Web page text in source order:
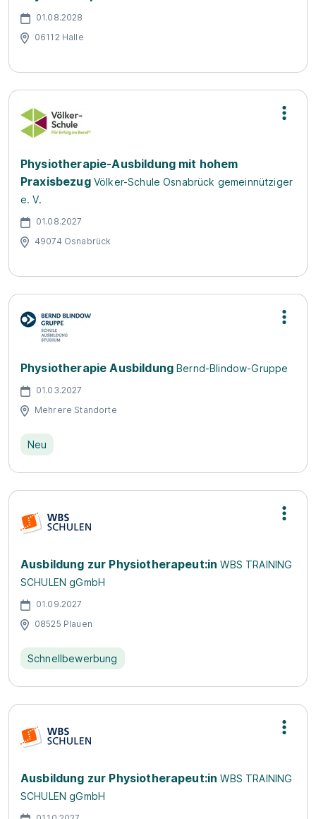
01.08.2028
06112 Halle
Physiotherapie-Ausbildung mit hohem
Praxisbezug Völker-Schule Osnabrück gemeinnütziger
e. V.
01.08.2027
49074 Osnabrück
Physiotherapie Ausbildung Bernd-Blindow-Gruppe
01.03.2027
Mehrere Standorte
Neu
Ausbildung zur Physiotherapeut:in WBS TRAINING
SCHULEN gGmbH
01.09.2027
08525 Plauen
Schnellbewerbung
Ausbildung zur Physiotherapeut:in WBS TRAINING
SCHULEN gGmbH